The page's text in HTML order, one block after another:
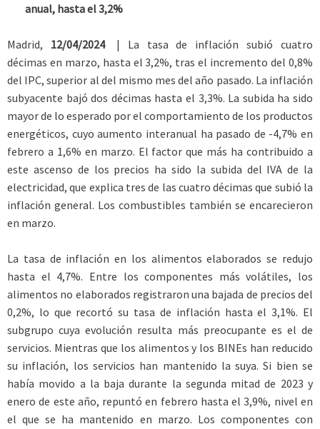
anual, hasta el 3,2%
Madrid, 12/04/2024| La tasa de inflación subió cuatro
décimas en marzo, hasta el 3,2%, tras el incremento del 0,8%
del IPC, superior al del mismo mes del año pasado. La inflación
subyacente bajó dos décimas hasta el 3,3%. La subida ha sido
mayor de lo esperado por el comportamiento de los productos
energéticos, cuyo aumento interanual ha pasado de -4,7% en
febrero a 1,6% en marzo. El factor que más ha contribuido a
este ascenso de los precios ha sido la subida del IVA de la
electricidad, que explica tres de las cuatro décimas que subió la
inflación general. Los combustibles también se encarecieron
en marzo.
La tasa de inflación en los alimentos elaborados se redujo
hasta el 4,7%. Entre los componentes más volátiles, los
alimentos no elaborados registraron una bajada de precios del
0,2%, lo que recortó su tasa de inflación hasta el 3,1%. El
subgrupo cuya evolución resulta más preocupante es el de
servicios. Mientras que los alimentos y los BINEs han reducido
su inflación, los servicios han mantenido la suya. Si bien se
había movido a la baja durante la segunda mitad de 2023 y
enero de este año, repuntó en febrero hasta el 3,9%, nivel en
el que se ha mantenido en marzo. Los componentes con